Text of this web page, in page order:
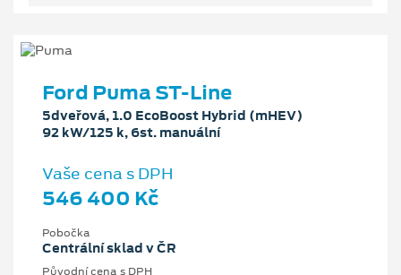
Ford Puma ST-Line
5dveřová, 1.0 EcoBoost Hybrid (mHEV)
92 kW/125 k, 6st. manuální
Vaše cena s DPH
546 400 Kč
Pobočka
Centrální sklad v ČR
Původní cena s DPH